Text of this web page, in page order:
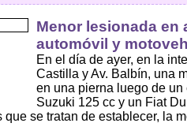
Menor lesionada en
automóvil y
En el día de ayer, en la
Castilla y Av. Balbín, una
en una pierna luego de
Suzuki 125 cc y un Fiat
que se tratan de establecer, la